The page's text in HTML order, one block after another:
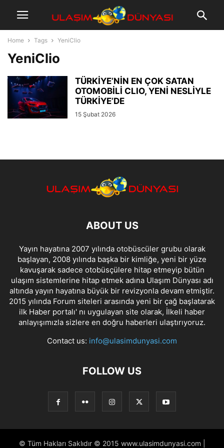
Home Tags YeniClio
YeniClio
TÜRKİYE’NİN EN ÇOK SATAN
OTOMOBİLİ CLIO, YENİ NESLİYLE
TÜRKİYE’DE
15 Şubat 2026
ABOUT US
Yayın hayatına 2007 yılında otobüscüler grubu olarak
başlayan, 2008 yılında başka bir kimliğe, yeni bir yüze
kavuşarak sadece otobüsçülere hitap etmeyip bütün
ulaşım sistemlerine hitap etmek adına Ulaşım Dünyası adı
altında yayın hayatına büyük bir revizyonla devam etmiştir.
2015 yılında Forum siteleri arasında yeni bir çağ başlatarak
ilk Haber portalı' nı uygulayan site olarak, İlkeli haber
anlayışımızla sizlere en doğru haberleri ulaştırıyoruz.
Contact us: info@ulasimdunyasi.com
FOLLOW US
© Tüm Hakları Saklıdır © 2015 www.ulasimdunyasi.com |